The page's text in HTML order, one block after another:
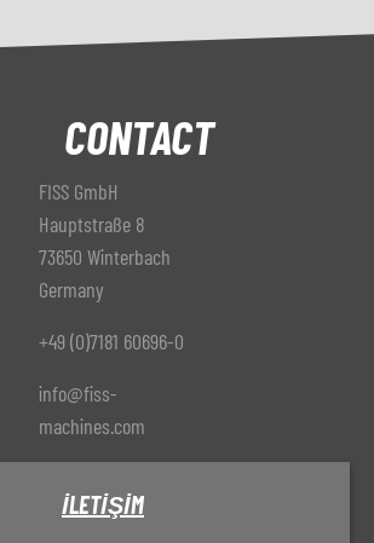
CONTACT
FISS GmbH
Hauptstraße 8
73650 Winterbach
Germany
+49 (0)7181 60696-0
info@fiss-
machines.com
İLETIŞIM